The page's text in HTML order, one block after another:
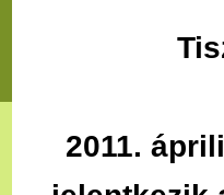
2011.